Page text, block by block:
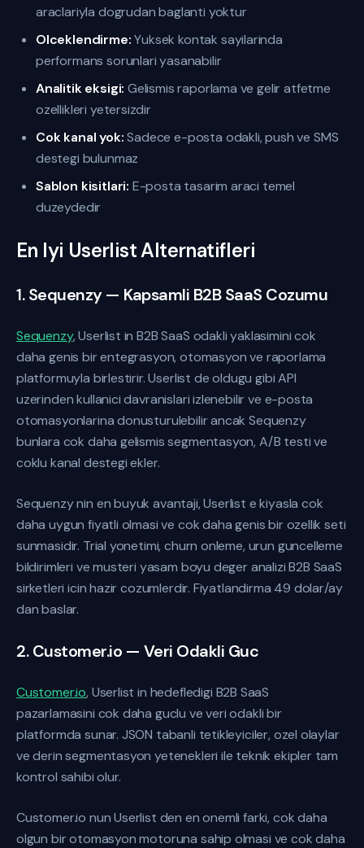
araclariyla dogrudan baglanti yoktur
Olceklendirme:Yuksek kontak sayilarinda
performans sorunlari yasanabilir
Analitik eksigi: Gelismis raporlama ve gelir atfetme
ozellikleri yetersizdir
Cok kanal yok:Sadece e-posta odakli, push ve SMS
destegi bulunmaz
Sablon kisitlari: E-posta tasarim araci temel
duzeydedir
En Iyi Userlist Alternatifleri
1. Sequenzy — Kapsamli B2B SaaS Cozumu
Sequenzy, Userlist in B2B SaaS odakli yaklasimini cok
daha genis bir entegrasyon, otomasyon ve raporlama
platformuyla birlestirir. Userlist de oldugu gibi API
uzerinden kullanici davranislari izlenebilir ve e-posta
otomasyonlarina donusturulebilir ancak Sequenzy
bunlara cok daha gelismis segmentasyon, A/B testi ve
coklu kanal destegi ekler.
Sequenzy nin en buyuk avantaji, Userlist e kiyasla cok
daha uygun fiyatli olmasi ve cok daha genis bir ozellik seti
sunmasidir. Trial yonetimi, churn onleme, urun guncelleme
bildirimleri ve musteri yasam boyu deger analizi B2B SaaS
sirketleri icin hazir cozumlerdir. Fiyatlandirma 49 dolar/ay
dan baslar.
2. Customer.io — Veri Odakli Guc
Customer.io, Userlist in hedefledigi B2B SaaS
pazarlamasini cok daha guclu ve veri odakli bir
platformda sunar. JSON tabanli tetikleyiciler, ozel olaylar
ve derin segmentasyon yetenekleri ile teknik ekipler tam
kontrol sahibi olur.
Customer.io nun Userlist den en onemli farki, cok daha
olgun bir otomasyon motoruna sahip olmasi ve cok daha